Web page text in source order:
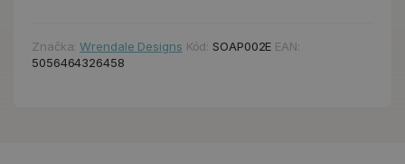
Značka:Wrendale Designs Kód: SOAP002E EAN:
5056464326458